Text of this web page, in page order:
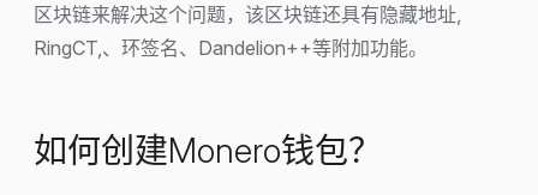
区块链来解决这个问题，该区块链还具有隐藏地址,
RingCT,、环签名、Dandelion++等附加功能。
如何创建Monero钱包？